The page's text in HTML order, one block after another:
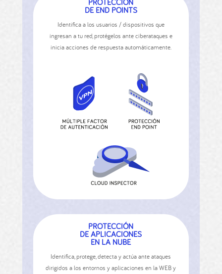
PROTECCIÓN
DE END POINTS
Identiﬁca a los usuarios / dispositivos que
ingresan a tu red, protégelos ante ciberataques e
inicia acciones de respuesta automáticamente.
PROTECCIÓN
DE APLICACIONES
EN LA NUBE
Identiﬁca, protege, detecta y actúa ante ataques
dirigidos a los entornos y aplicaciones en la WEB y